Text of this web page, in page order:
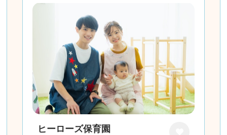
ヒーローズ保育園